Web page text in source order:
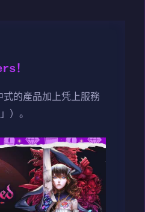
！
式的產品加上凭上服務
）。